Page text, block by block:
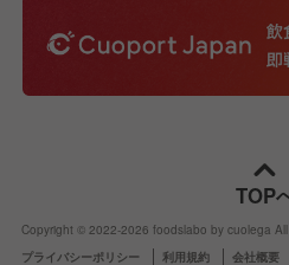
TOP
Copyright © 2022-2026 foodslabo by cuolega
プライバシーポリシー
利用規約 会社概要